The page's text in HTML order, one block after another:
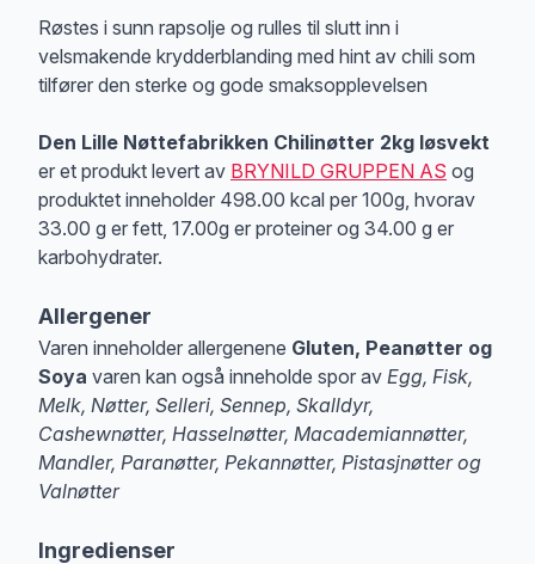
Produktbeskrivelse
Røstes i sunn rapsolje og rulles til slutt inn i
velsmakende krydderblanding med hint av chili som
tilfører den sterke og gode smaksopplevelsen
Den Lille Nøttefabrikken Chilinøtter 2kg løsvekt
er et produkt levert av BRYNILD GRUPPEN AS og
produktet inneholder 498.00 kcal per 100g, hvorav
33.00 g er fett, 17.00g er proteiner og 34.00 g er
karbohydrater.
Allergener
Varen inneholder allergenene Gluten, Peanøtter og
Soya varen kan også inneholde spor av Egg, Fisk,
Melk, Nøtter, Selleri, Sennep, Skalldyr,
Cashewnøtter, Hasselnøtter, Macademiannøtter,
Mandler, Paranøtter, Pekannøtter, Pistasjnøtter og
Valnøtter
Ingredienser